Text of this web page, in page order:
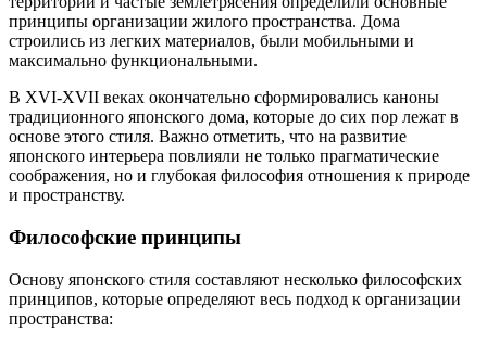
принципы организации жилого пространства. Дома
строились из легких материалов, были мобильными и
максимально функциональными.
В XVI-XVII веках окончательно сформировались каноны
традиционного японского дома, которые до сих пор лежат в
основе этого стиля. Важно отметить, что на развитие
японского интерьера повлияли не только прагматические
соображения, но и глубокая философия отношения к природе
и пространству.
Философские принципы
Основу японского стиля составляют несколько философских
принципов, которые определяют весь подход к организации
пространства: